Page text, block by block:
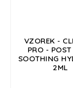
VZOREK -
PRO - POST
SOOTHING
2ML